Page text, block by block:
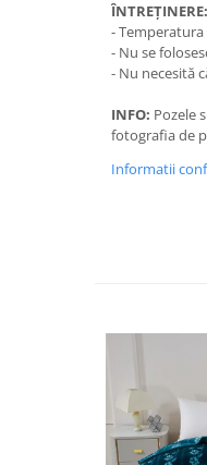
ÎNTREȚINERE:
- Temperatura
- Nu se
- Nu necesită
INFO: Pozele
fotografia de
Informatii